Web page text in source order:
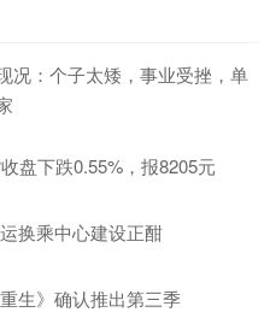
况：个子太矮，事业受挫，单
盘下跌0.55%，报8205元
换乘中心建设正酣
生》确认推出第三季